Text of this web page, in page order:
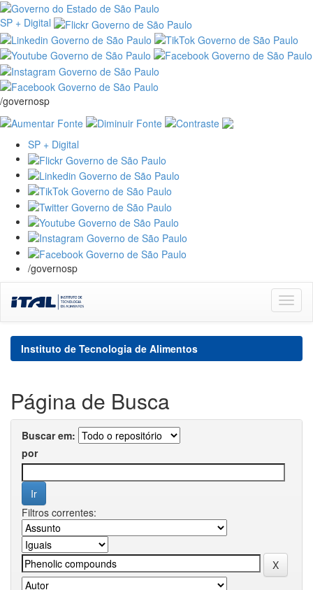
SP + Digital
/governosp
SP + Digital
/governosp
navigation
Instituto de Tecnologia de Alimentos
Página de Busca
Buscar em:
por
Filtros correntes: